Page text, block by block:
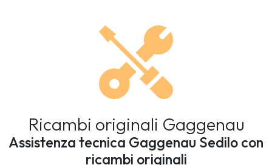
Ricambi originali Gaggenau
Assistenza tecnica Gaggenau Sedilo con
ricambi originali